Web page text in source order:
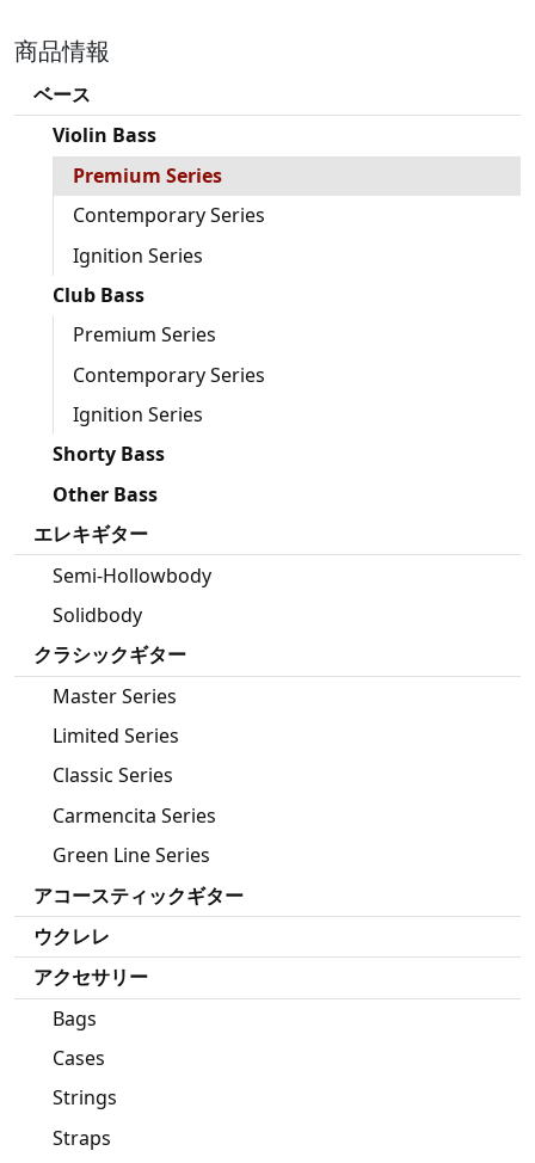
商品情報
ベース
Violin Bass
Premium Series
Contemporary Series
Ignition Series
Club Bass
Premium Series
Contemporary Series
Ignition Series
Shorty Bass
Other Bass
エレキギター
Semi-Hollowbody
Solidbody
クラシックギター
Master Series
Limited Series
Classic Series
Carmencita Series
Green Line Series
アコースティックギター
ウクレレ
アクセサリー
Bags
Cases
Strings
Straps